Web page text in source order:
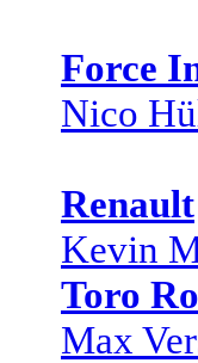
Force
Nico
Renault
Kevin
Toro
Max